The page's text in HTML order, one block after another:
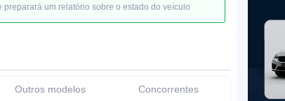
preparará um relatório sobre o estado do veículo
Outros modelos Concorrentes